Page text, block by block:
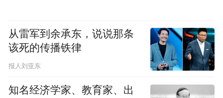
从雷军到余承东，说说那条
该死的传播铁律
报人刘亚东
知名经济学家、教育家、出